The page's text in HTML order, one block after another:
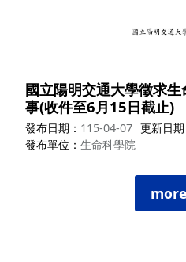
國立陽明交通大學徵求
事(收件至6月15日截止)
發布日期 115-04-07 更新日期
發布單位
生命科學院
more